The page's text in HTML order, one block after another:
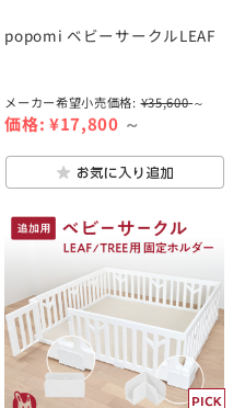
popomi ベビーサークルLEAF
メーカー希望小売価格: ¥35,600 ～
価格: ¥17,800 ～